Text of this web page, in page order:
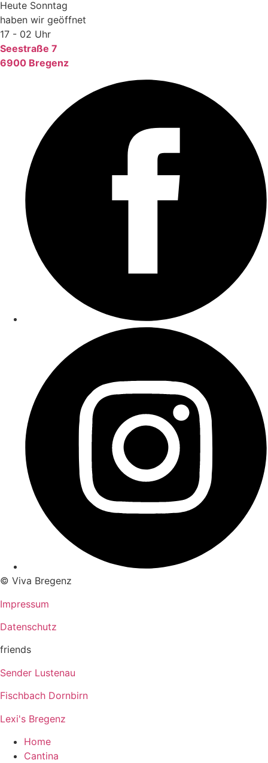
Heute Sonntag
haben wir geöffnet
17 - 02 Uhr
Seestraße 7
6900 Bregenz
© Viva Bregenz
Impressum
Datenschutz
friends
Sender Lustenau
Fischbach Dornbirn
Lexi's Bregenz
Home
Cantina